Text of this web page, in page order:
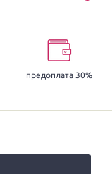
предоплата 30%